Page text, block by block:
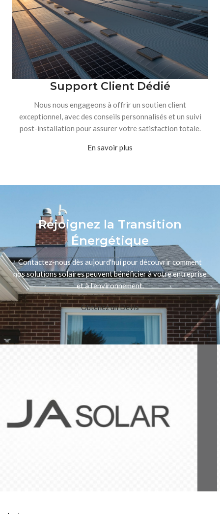
Support Client Dédié
Nous nous engageons à offrir un soutien client
exceptionnel, avec des conseils personnalisés et un suivi
post-installation pour assurer votre satisfaction totale.
En savoir plus
Rejoignez la Transition
Énergétique
Contactez-nous dès aujourd'hui pour découvrir comment
nos solutions solaires peuvent bénéficier à votre entreprise
et à l'environnement.
Obtenez un Devis